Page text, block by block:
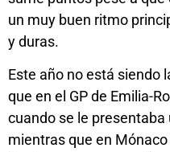
un muy buen ritmo
y duras.
Este año no está siendo
que en el GP de Emilia-
cuando se le
mientras que en